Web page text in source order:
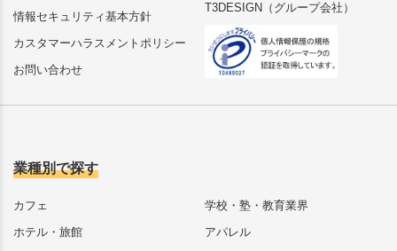
情報セキュリティ基本方針
カスタマーハラスメントポリシー
お問い合わせ
T3DESIGN（グループ会社）
業種別で探す
カフェ
ホテル・旅館
学校・塾・教育業界
アパレル